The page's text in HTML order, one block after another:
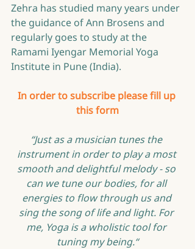
Zehra has studied many years under
the guidance of Ann Brosens and
regularly goes to study at the
Ramami Iyengar Memorial Yoga
Institute in Pune (India).
In order to subscribe please fill up
this form
“Just as a musician tunes the
instrument in order to play a most
smooth and delightful melody - so
can we tune our bodies, for all
energies to flow through us and
sing the song of life and light. For
me, Yoga is a wholistic tool for
tuning my being.“